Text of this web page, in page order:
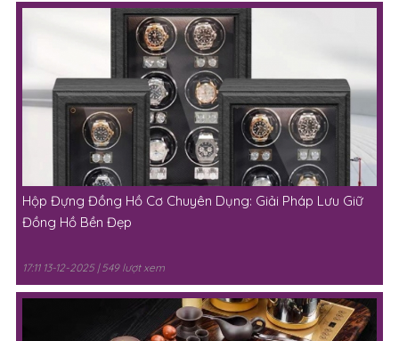
Hộp Đựng Đồng Hồ Cơ Chuyên Dụng: Giải Pháp Lưu Giữ
Đồng Hồ Bền Đẹp
17:11 13-12-2025 | 549 lượt xem